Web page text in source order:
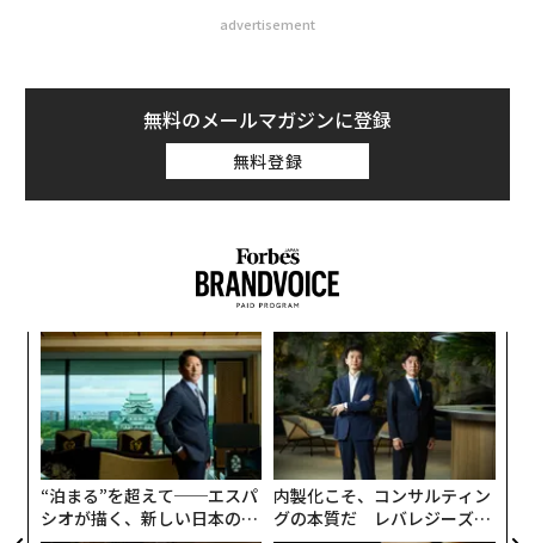
advertisement
無料のメールマガジンに登録
無料登録
“泊まる”を超えて──エスパ
シオが描く、新しい日本のラ
内製化こそ、コンサルティン
グの本質だ レバレジーズが